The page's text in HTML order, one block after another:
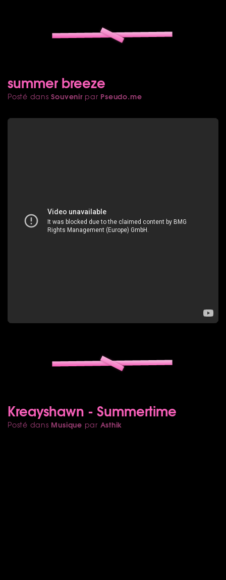
summer breeze
Posté dansSouvenirpar Pseudo.me
Kreayshawn - Summertime
Posté dans Musique par Asthik